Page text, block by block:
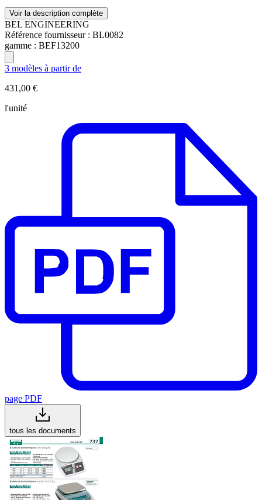
Voir la description complète
BEL ENGINEERING
Référence fournisseur : BL0082
gamme : BEF13200
3 modèles à partir de
431,00 €
l'unité
page PDF
tous les documents